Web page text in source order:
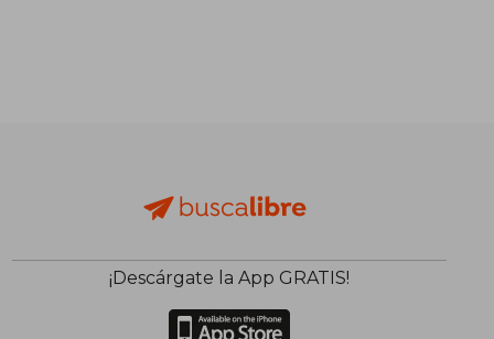
¡Descárgate la App GRATIS!